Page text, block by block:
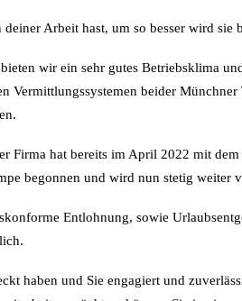
deiner Arbeit hast, um so besser wird sie
wir ein sehr gutes Betriebsklima
Vermittlungssystemen beider
Firma hat bereits im April 2022 mit
begonnen und wird nun stetig weiter
Entlohnung, sowie
haben und Sie engagiert und